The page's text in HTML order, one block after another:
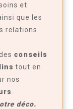
et
que les
relations
conseils
tout en
nos
déco.